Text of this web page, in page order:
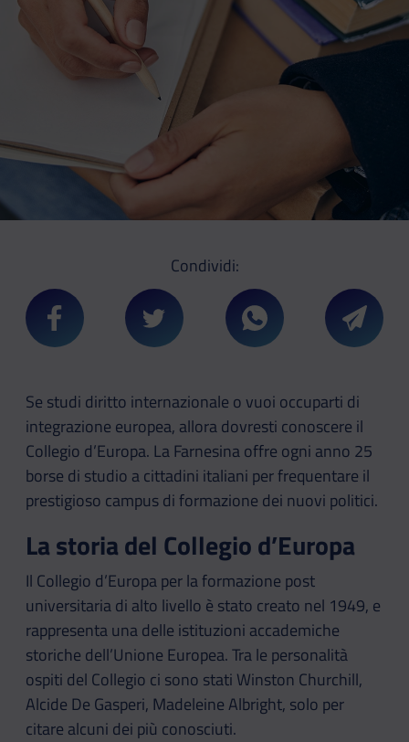
Condividi:
Condividi su FacebookCondividi su TwitterCondividi su
Se studi diritto internazionale o vuoi occuparti di
integrazione europea, allora dovresti conoscere il
Collegio d’Europa. La Farnesina offre ogni anno 25
borse di studio a cittadini italiani per frequentare il
prestigioso campus di formazione dei nuovi politici.
La storia del Collegio d’Europa
Il Collegio d’Europa per la formazione post
universitaria di alto livello è stato creato nel 1949, e
rappresenta una delle istituzioni accademiche
storiche dell’Unione Europea. Tra le personalità
ospiti del Collegio ci sono stati Winston Churchill,
Alcide De Gasperi, Madeleine Albright, solo per
citare alcuni dei più conosciuti.